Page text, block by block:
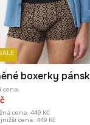
cena:
cena: 449 Kč
cena: 449 Kč